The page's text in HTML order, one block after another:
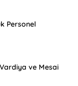
Personel
ve Mesai